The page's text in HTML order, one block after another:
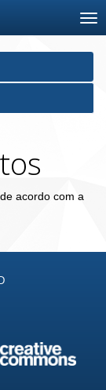
acordo com a